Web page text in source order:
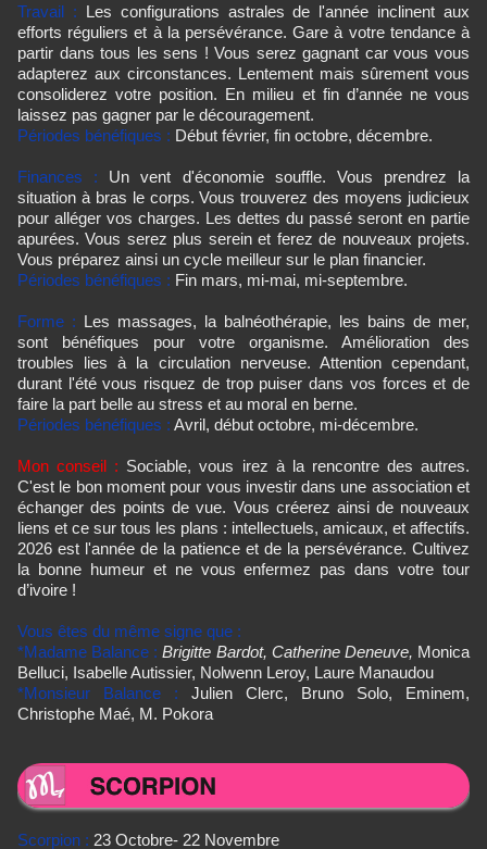
Travail : Les configurations astrales de l'année inclinent aux
efforts réguliers et à la persévérance. Gare à votre tendance à
partir dans tous les sens ! Vous serez gagnant car vous vous
adapterez aux circonstances. Lentement mais sûrement vous
consoliderez votre position. En milieu et fin d’année ne vous
laissez pas gagner par le découragement.
Périodes bénéfiques : Début février, fin octobre, décembre.
Finances : Un vent d'économie souffle. Vous prendrez la
situation à bras le corps. Vous trouverez des moyens judicieux
pour alléger vos charges. Les dettes du passé seront en partie
apurées. Vous serez plus serein et ferez de nouveaux projets.
Vous préparez ainsi un cycle meilleur sur le plan financier.
Périodes bénéfiques : Fin mars, mi-mai, mi-septembre.
Forme : Les massages, la balnéothérapie, les bains de mer,
sont bénéfiques pour votre organisme. Amélioration des
troubles lies à la circulation nerveuse. Attention cependant,
durant l'été vous risquez de trop puiser dans vos forces et de
faire la part belle au stress et au moral en berne.
Périodes bénéfiques : Avril, début octobre, mi-décembre.
Mon conseil : Sociable, vous irez à la rencontre des autres.
C'est le bon moment pour vous investir dans une association et
échanger des points de vue. Vous créerez ainsi de nouveaux
liens et ce sur tous les plans : intellectuels, amicaux, et affectifs.
2026 est l'année de la patience et de la persévérance. Cultivez
la bonne humeur et ne vous enfermez pas dans votre tour
d’ivoire !
Vous êtes du même signe que :
*Madame Balance : Brigitte Bardot, Catherine Deneuve, Monica
Belluci, Isabelle Autissier, Nolwenn Leroy, Laure Manaudou
*Monsieur Balance : Julien Clerc, Bruno Solo, Eminem,
Christophe Maé, M. Pokora
Scorpion : 23 Octobre- 22 Novembre